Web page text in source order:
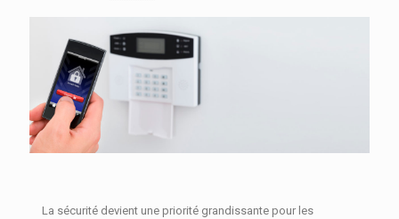
La sécurité devient une priorité grandissante pour les